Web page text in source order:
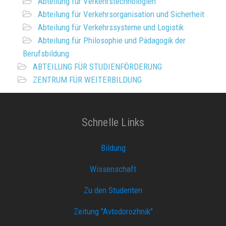
Abteilung für Verkehrsorganisation und Sicherheit
Abteilung für Verkehrssysteme und Logistik
Abteilung für Philosophie und Pädagogik der
Berufsbildung
ABTEILUNG FÜR STUDIENFÖRDERUNG
ZENTRUM FÜR WEITERBILDUNG
Schnelle Links
Bildung
Wissenschaft
Zu den Studenten
Zeitung "Avtodorozhnik"